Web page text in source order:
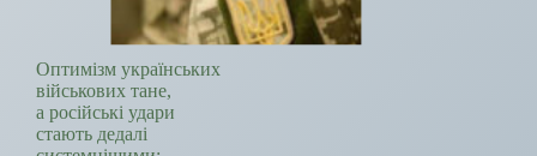
Оптимізм українських
військових тане,
а російські удари
стають дедалі